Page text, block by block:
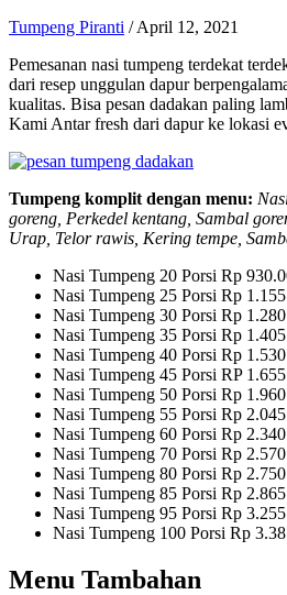
Tumpeng Piranti /April 12, 2021
Pemesanan nasi tumpeng terdekat
dari resep unggulan dapur
kualitas. Bisa pesan dadakan paling
Kami Antar fresh dari dapur ke lokasi
Tumpeng komplit dengan menu:
goreng, Perkedel kentang, Sambal
Urap, Telor rawis, Kering tempe,
Nasi Tumpeng 20 Porsi Rp
Nasi Tumpeng 25 Porsi Rp
Nasi Tumpeng 30 Porsi Rp
Nasi Tumpeng 35 Porsi Rp
Nasi Tumpeng 40 Porsi Rp
Nasi Tumpeng 45 Porsi RP
Nasi Tumpeng 50 Porsi Rp
Nasi Tumpeng 55 Porsi Rp
Nasi Tumpeng 60 Porsi Rp
Nasi Tumpeng 70 Porsi Rp
Nasi Tumpeng 80 Porsi Rp
Nasi Tumpeng 85 Porsi Rp
Nasi Tumpeng 95 Porsi Rp
Nasi Tumpeng 100 Porsi Rp
Menu Tambahan